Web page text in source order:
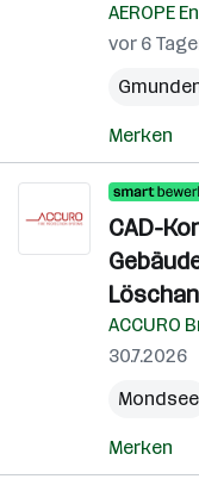
AEROPE
vor 6
Merken
CAD-
ACCURO
30.7.2026
Mondsee
Merken